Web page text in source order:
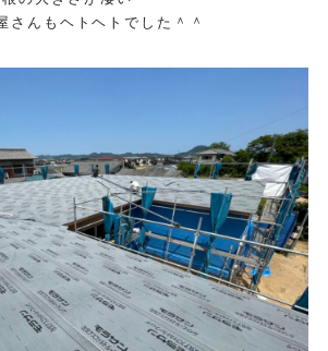
さんもヘトヘトでした＾＾